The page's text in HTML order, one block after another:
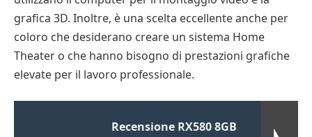
grafica 3D. Inoltre, è una scelta eccellente anche per
coloro che desiderano creare un sistema Home
Theater o che hanno bisogno di prestazioni grafiche
elevate per il lavoro professionale.
Recensione RX580 8GB